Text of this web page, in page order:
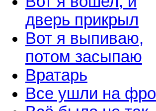
дверь прикрыл
Вот я выпиваю,
потом засыпаю
Вратарь
Все ушли на